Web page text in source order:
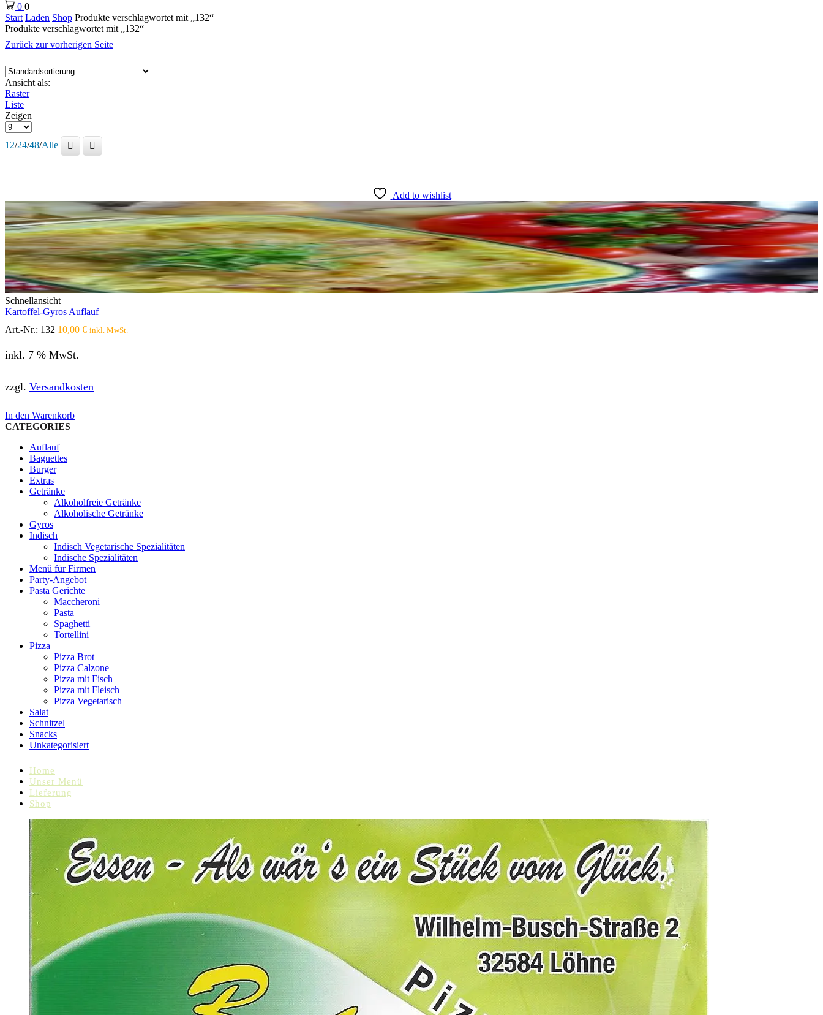
0 0
Start Laden Shop Produkte verschlagwortet mit „132“
Produkte verschlagwortet mit „132“
Zurück zur vorherigen Seite
Ansicht als:
Raster
Liste
Zeigen
Produkte
Seite
12/24/48/Alle
Add to wishlist
Schnellansicht
Kartoffel-Gyros Auflauf
Art.-Nr.: 132 10,00 € inkl. MwSt.
inkl. 7 % MwSt.
zzgl. Versandkosten
In den Warenkorb
CATEGORIES
Auflauf
Baguettes
Burger
Extras
Getränke
Alkoholfreie Getränke
Alkoholische Getränke
Gyros
Indisch
Indisch Vegetarische Spezialitäten
Indische Spezialitäten
Menü für Firmen
Party-Angebot
Pasta Gerichte
Maccheroni
Pasta
Spaghetti
Tortellini
Pizza
Pizza Brot
Pizza Calzone
Pizza mit Fisch
Pizza mit Fleisch
Pizza Vegetarisch
Salat
Schnitzel
Snacks
Unkategorisiert
Home
Unser Menü
Lieferung
Shop